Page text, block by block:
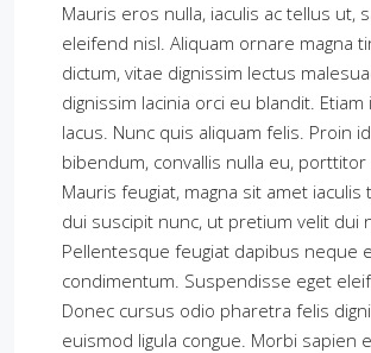
Mauris eros nulla, iaculis ac tellus ut,
eleifend nisl. Aliquam ornare magna
dictum, vitae dignissim lectus
dignissim lacinia orci eu blandit.
lacus. Nunc quis aliquam felis. Proin
bibendum, convallis nulla eu, porttitor
Mauris feugiat, magna sit amet
dui suscipit nunc, ut pretium velit dui
Pellentesque feugiat dapibus neque
condimentum. Suspendisse eget
Donec cursus odio pharetra felis
euismod ligula congue. Morbi sapien